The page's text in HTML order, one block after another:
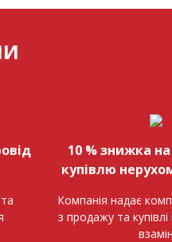
10 % знижка
купівлю
Компанія надає
з продажу та
взамін